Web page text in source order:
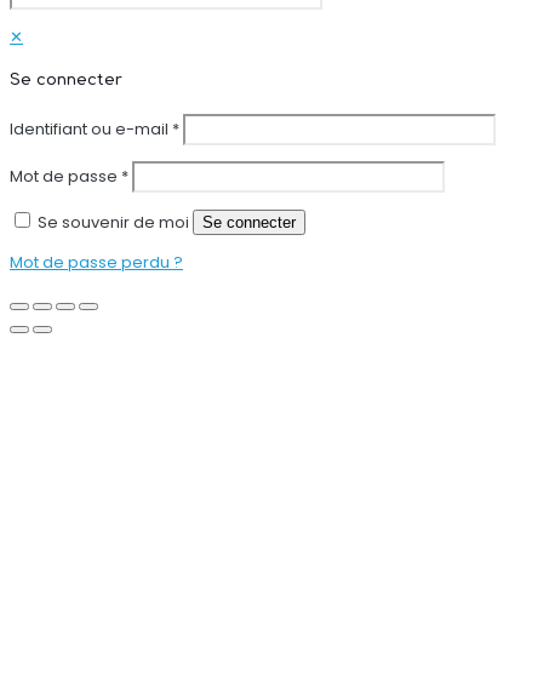
✕
Se connecter
Identifiant ou e-mail *
Mot de passe *
Se souvenir de moi
Se connecter
Mot de passe perdu ?